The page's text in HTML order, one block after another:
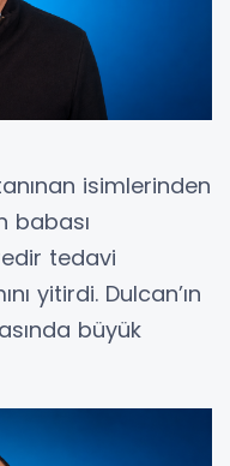
isimlerinden
babası
tedavi
yitirdi. Dulcan’ın
büyük